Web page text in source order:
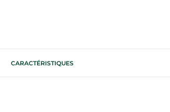
CARACTÉRISTIQUES